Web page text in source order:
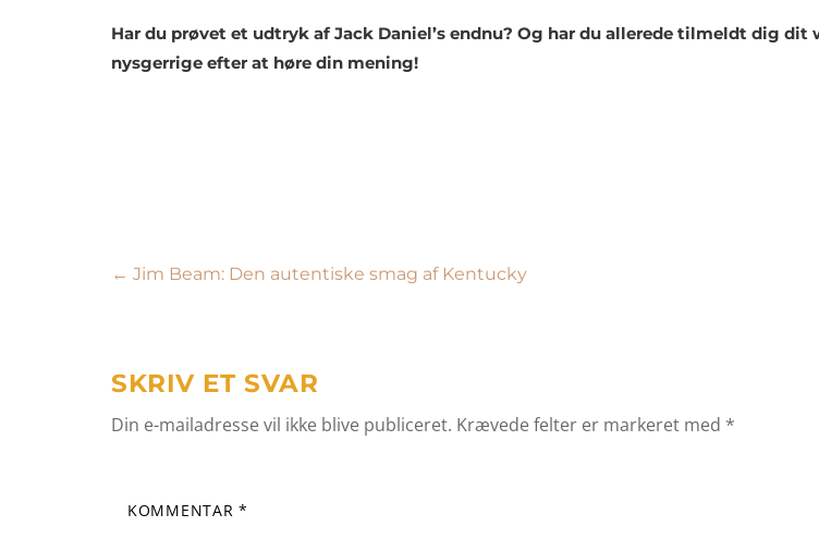
Har du prøvet et udtryk af Jack Daniel’s endnu? Og har du allerede tilmeldt dig
nysgerrige efter at høre din mening!
Indlægsnavigation
← Jim Beam: Den autentiske smag af Kentucky
SKRIV ET SVAR
Din e-mailadresse vil ikke blive publiceret. Krævede felter er markeret med *
KOMMENTAR *